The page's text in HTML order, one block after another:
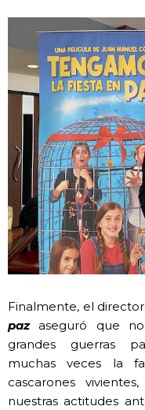
Finalmente, el
paz aseguró que
grandes guerras
muchas veces la
cascarones
nuestras actitudes